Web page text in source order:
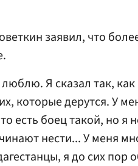
заявил, что
Я сказал так,
которые дерутся. У
есть боец такой, но я
нести... У меня
я до сих пор